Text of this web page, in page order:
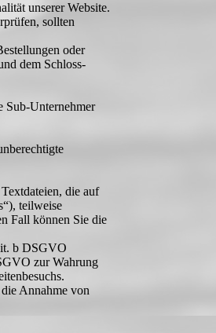
unserer Website.
sollten
oder
dem Schloss-
Sub-Unternehmer
die auf
teilweise
Fall können Sie die
b DSGVO
zur Wahrung
Annahme von